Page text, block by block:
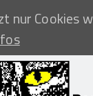
nur Cookies